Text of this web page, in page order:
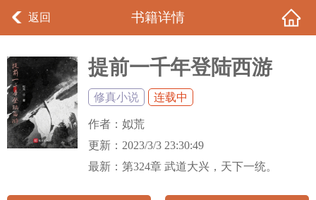
返回 书籍详情
提前一千年登陆西游
修真小说 连载中
作者： 姒荒
更新： 2023/3/3 23:30:49
最新： 第324章 武道大兴，天下一统。